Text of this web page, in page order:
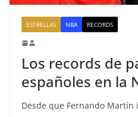
ESTRELLAS NBA RECORDS
Los records de
españoles en la
Desde que Fernando